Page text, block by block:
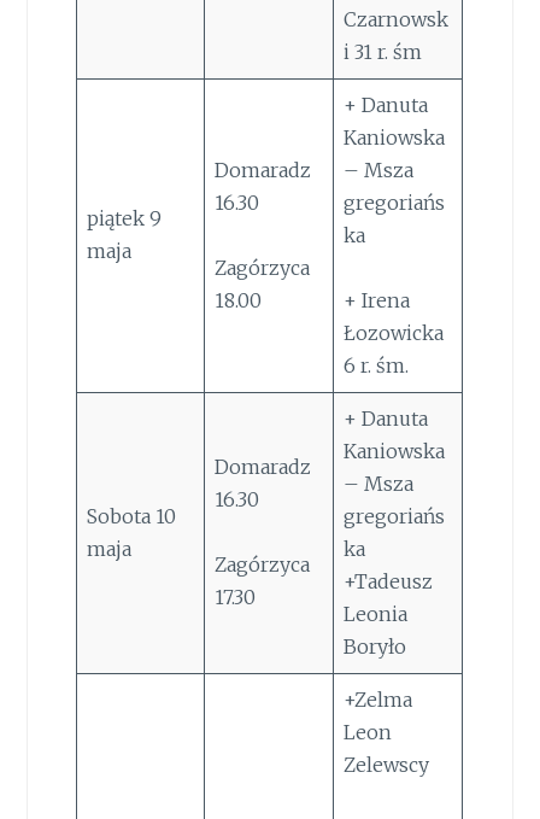
Czarnowsk
i 31 r. śm
piątek 9
maja
Domaradz
16.30
Zagórzyca
18.00
+ Danuta
Kaniowska
– Msza
gregoriańs
ka
+ Irena
Łozowicka
6 r. śm.
Sobota 10
maja
Domaradz
16.30
Zagórzyca
17.30
+ Danuta
Kaniowska
– Msza
gregoriańs
ka
+Tadeusz
Leonia
Boryło
+Zelma
Leon
Zelewscy